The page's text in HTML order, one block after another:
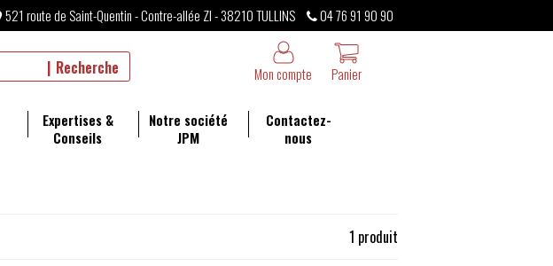
521 route de Saint-Quentin - Contre-allée ZI - 38210 TULLINS
04 76 91 90 90
Recherche Panier
Mon compte
Expertises &
Conseils
Notre société
JPM
Contactez-
nous
1 produit